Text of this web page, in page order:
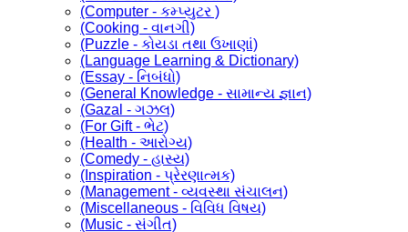
(Computer - કમ્પ્યુટર )
(Cooking - વાનગી)
(Puzzle - કોયડા તથા ઉખાણાં)
(Language Learning & Dictionary)
(Essay - નિબંધો)
(General Knowledge - સામાન્ય જ્ઞાન)
(Gazal - ગઝલ)
(For Gift - ભેટ)
(Health - આરોગ્ય)
(Comedy - હાસ્ય)
(Inspiration - પ્રેરણાત્મક)
(Management - વ્યવસ્થા સંચાલન)
(Miscellaneous - વિવિધ વિષય)
(Music - સંગીત)